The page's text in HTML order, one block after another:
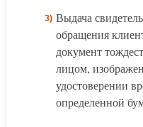
Выдача
обращения
документ
лицом,
удостоверении
определенной